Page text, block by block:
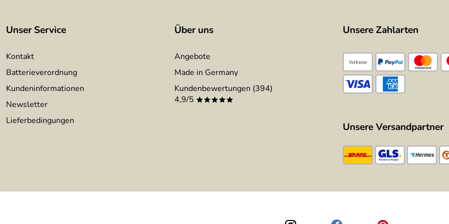
Unser Service
Kontakt
Batterieverordnung
Kundeninformationen
Newsletter
Lieferbedingungen
Über uns
Angebote
Made in Germany
Kundenbewertungen (394)
4,9/5 *****
Unsere Zahlarten
Unsere Versandpartner